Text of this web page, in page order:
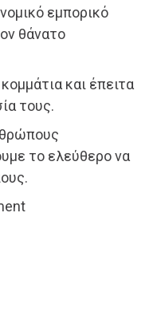
εμπορικό
θάνατο
και έπειτα
τους.
το ελεύθερο να